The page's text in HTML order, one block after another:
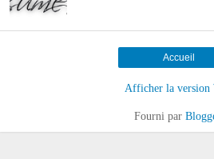
Accueil
Afficher la version
Fourni par